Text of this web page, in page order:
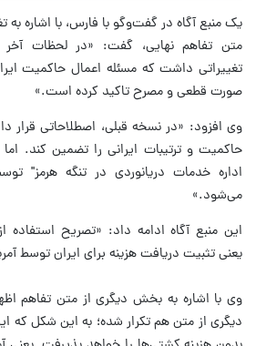
یک منبع آگاه در گفت‌وگو با فارس، با اشاره به
متن تفاهم نهایی، گفت: «در لحظات آخر
تغییراتی داشت که مسئله اعمال حاکمیت
صورت قطعی و مصرح تاکید کرده است.»
وی افزود: «در نسخه قبلی، اصطلاحاتی قرار
حاکمیت و ترتیبات ایرانی را تضمین کند.
اداره خدمات دریانوردی در تنگه هرمز"
می‌شود.»
این منبع آگاه ادامه داد: «تصریح استفاده
یعنی تثبیت دریافت هزینه برای ایران توسط
وی با اشاره به بخش دیگری از متن تفاهم